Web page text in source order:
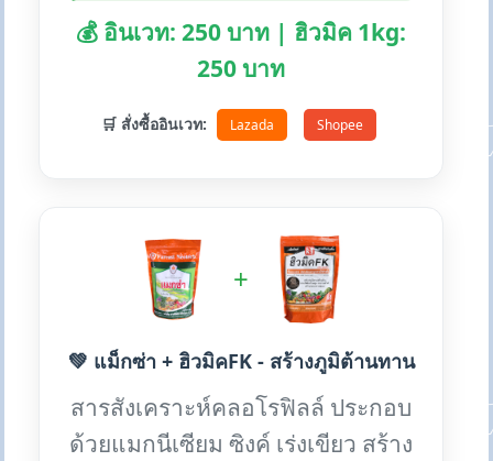
💰 อินเวท: 250 บาท | ฮิวมิค 1kg:
250 บาท
🛒 สั่งซื้ออินเวท: Lazada Shopee
+
💚 แม็กซ่า + ฮิวมิคFK - สร้างภูมิต้านทาน
สารสังเคราะห์คลอโรฟิลล์ ประกอบ
ด้วยแมกนีเซียม ซิงค์ เร่งเขียว สร้าง